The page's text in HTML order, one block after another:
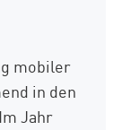
mobiler
in den
Jahr